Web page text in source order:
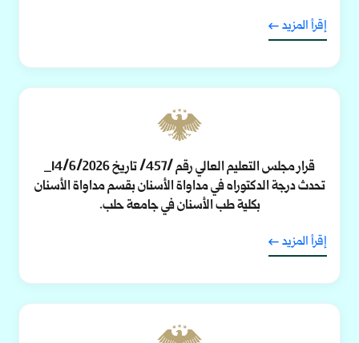
إقرأ المزيد
قرار مجلس التعليم العالي رقم /457/ تاريخ 14/6/2026_
تحدث درجة الدكتوراه في مداواة الأسنان بقسم مداواة الأسنان
بكلية طب الأسنان في جامعة حلب.
إقرأ المزيد